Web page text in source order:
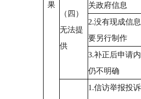
果
（四）
无法提
供
关政府信息
2.没有现成信
要另行制作
3.补正后申请
仍不明确
1.信访举报投